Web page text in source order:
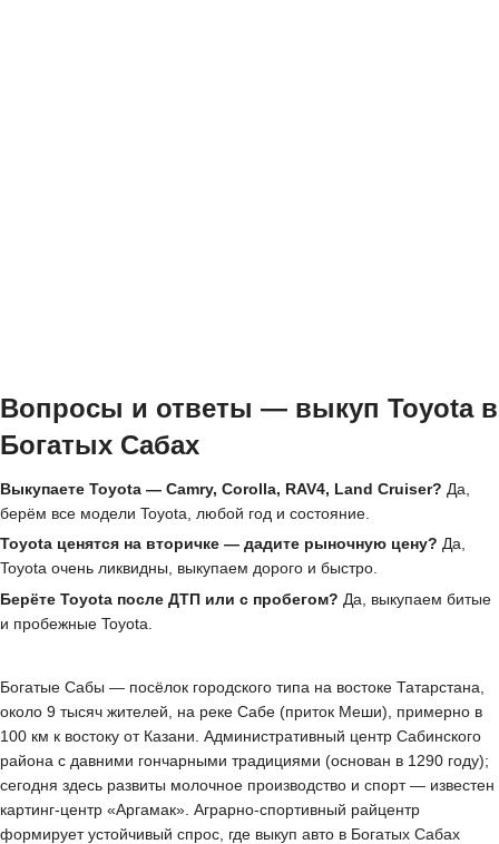
Вопросы и ответы — выкуп Toyota в
Богатых Сабах
Выкупаете Toyota — Camry, Corolla, RAV4, Land Cruiser? Да,
берём все модели Toyota, любой год и состояние.
Toyota ценятся на вторичке — дадите рыночную цену? Да,
Toyota очень ликвидны, выкупаем дорого и быстро.
Берёте Toyota после ДТП или с пробегом? Да, выкупаем битые
и пробежные Toyota.
Богатые Сабы — посёлок городского типа на востоке Татарстана,
около 9 тысяч жителей, на реке Сабе (приток Меши), примерно в
100 км к востоку от Казани. Административный центр Сабинского
района с давними гончарными традициями (основан в 1290 году);
сегодня здесь развиты молочное производство и спорт — известен
картинг-центр «Аргамак». Аграрно-спортивный райцентр
формирует устойчивый спрос, где выкуп авто в Богатых Сабах